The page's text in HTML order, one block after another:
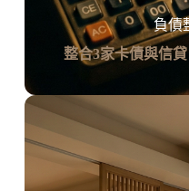
負債
整合3家卡債與信